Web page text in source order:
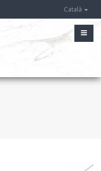
Català